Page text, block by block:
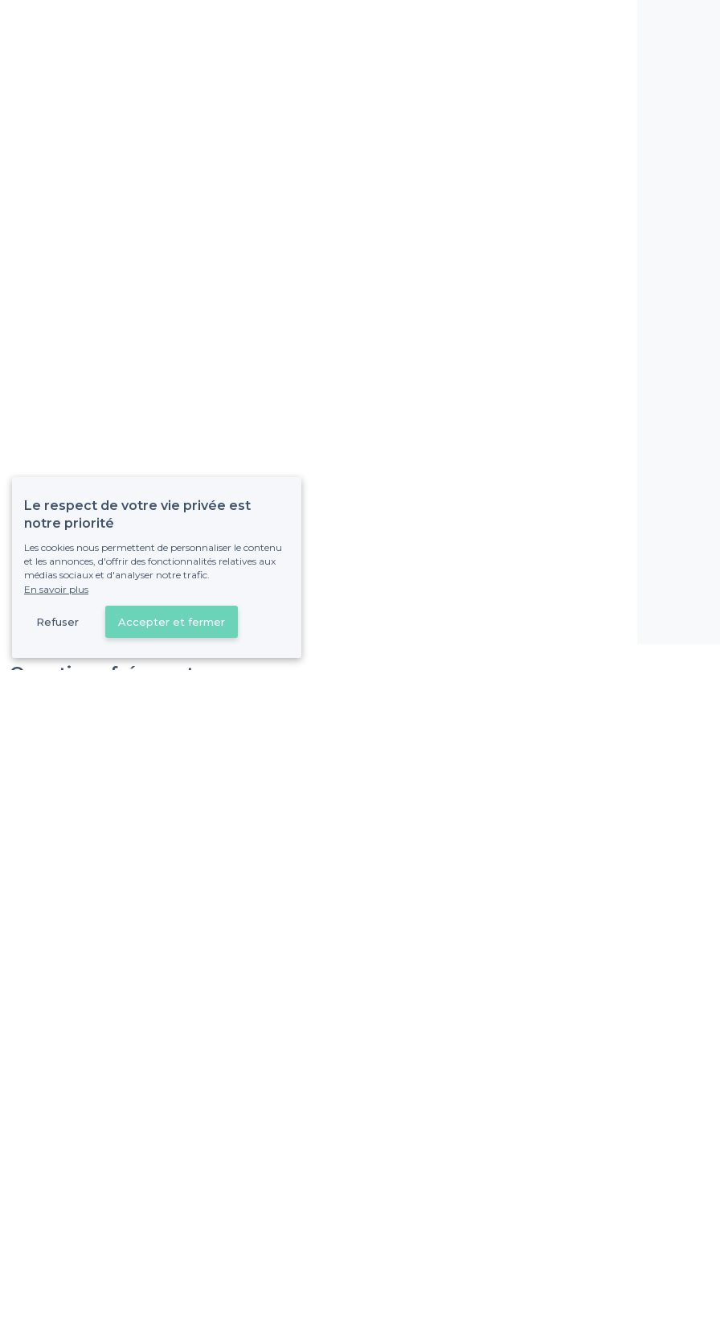
Questions fréquentes
Le respect de votre vie privée est
notre priorité
Les cookies nous permettent de personnaliser le contenu
et les annonces, d'offrir des fonctionnalités relatives aux
médias sociaux et d'analyser notre trafic.
En savoir plus
Refuser Accepter et fermer